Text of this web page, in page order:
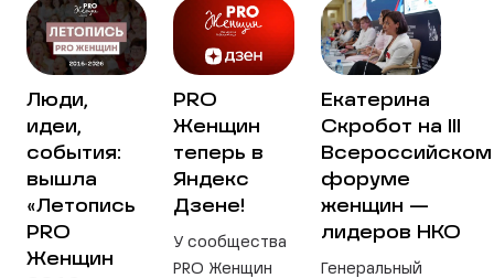
Люди,
идеи,
события:
вышла
«Летопись
PRO
Женщин
PRO
Женщин
теперь в
Яндекс
Дзене!
У сообщества
PRO Женщин
Екатерина
Скробот на III
Всероссийском
форуме
женщин —
лидеров НКО
Генеральный